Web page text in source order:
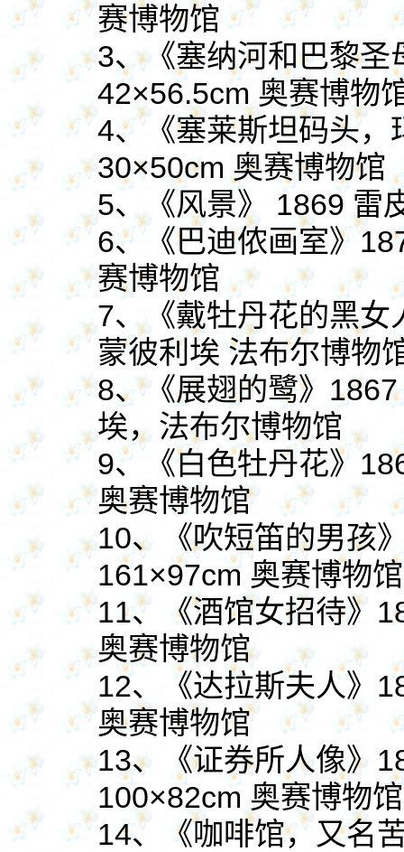
赛博物馆
3、《塞纳河和巴黎圣
42×56.5cm 奥赛博物
4、《塞莱斯坦码头，
30×50cm 奥赛博物馆
5、《风景》 1869 雷
6、
《巴迪侬画室》
赛博物馆
7、 《戴牡丹花的黑女
蒙彼利埃 法布尔博物
8、《展翅的鹭》
埃，法布尔博物馆
9、
《白色牡丹花》
奥赛博物馆
10、
《吹短笛的男孩
161×97cm 奥赛博物馆
11、
《酒馆女招待》
奥赛博物馆
12、
《达拉斯夫人》
奥赛博物馆
13、
《证券所人像》
100×82cm 奥赛博物馆
14、
《咖啡馆，又名